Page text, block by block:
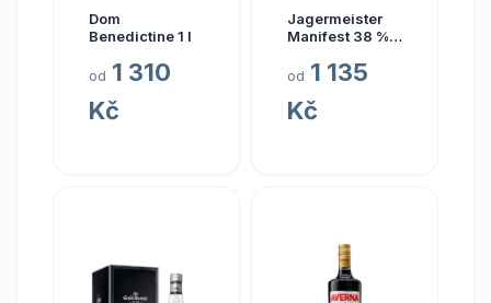
Dom
Benedictine 1 l
od 1 310
Kč
Jagermeister
Manifest 38 % 1
od 1 135
Kč